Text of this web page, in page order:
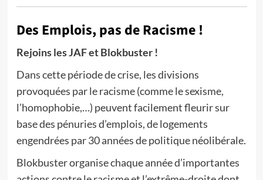
Des Emplois, pas de Racisme !
Rejoins les JAF et Blokbuster !
Dans cette période de crise, les divisions
provoquées par le racisme (comme le sexisme,
l’homophobie,…) peuvent facilement fleurir sur
base des pénuries d’emplois, de logements
engendrées par 30 années de politique néolibérale.
Blokbuster organise chaque année d’importantes